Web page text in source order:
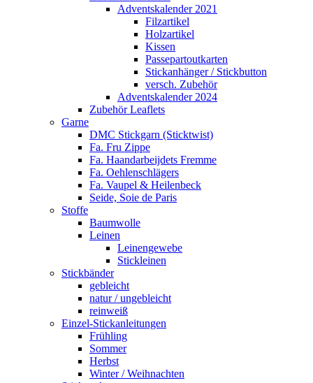
Adventskalender 2021
Filzartikel
Holzartikel
Kissen
Passepartoutkarten
Stickanhänger / Stickbutton
versch. Zubehör
Adventskalender 2024
Zubehör Leaflets
Garne
DMC Stickgarn (Sticktwist)
Fa. Fru Zippe
Fa. Haandarbeijdets Fremme
Fa. Oehlenschlägers
Fa. Vaupel & Heilenbeck
Seide, Soie de Paris
Stoffe
Baumwolle
Leinen
Leinengewebe
Stickleinen
Stickbänder
gebleicht
natur / ungebleicht
reinweiß
Einzel-Stickanleitungen
Frühling
Sommer
Herbst
Winter / Weihnachten